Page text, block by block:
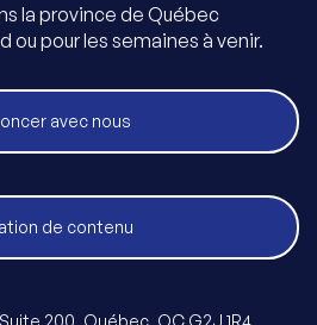
la province de Québec
ou pour les semaines à venir.
avec nous
de contenu
200, Québec, QC G2J 1R4